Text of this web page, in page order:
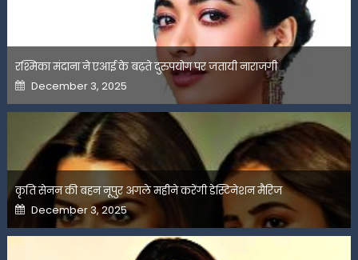
रश्मिका मंदाना ने एआई के बढ़ते दुरुपयोग पर जतायी नाराजगी
Posted
on
December 3, 2025
कृति सेनन की बहन नूपुर अगले महीने करेंगी डेस्टिनेशन मैरिज
Posted
on
December 3, 2025